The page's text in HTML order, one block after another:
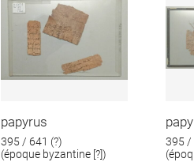
papyrus
395 / 641 (?)
(époque byzantine [?])
395 /